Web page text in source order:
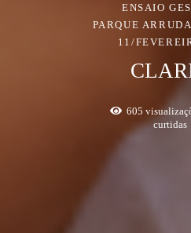
ENSAIO
PARQUE
11/
605
curtidas